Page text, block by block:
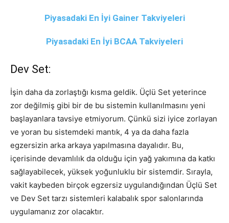
Piyasadaki En İyi Gainer Takviyeleri
Piyasadaki En İyi BCAA Takviyeleri
Dev Set:
İşin daha da zorlaştığı kısma geldik. Üçlü Set yeterince
zor değilmiş gibi bir de bu sistemin kullanılmasını yeni
başlayanlara tavsiye etmiyorum. Çünkü sizi iyice zorlayan
ve yoran bu sistemdeki mantık, 4 ya da daha fazla
egzersizin arka arkaya yapılmasına dayalıdır. Bu,
içerisinde devamlılık da olduğu için yağ yakımına da katkı
sağlayabilecek, yüksek yoğunluklu bir sistemdir. Sırayla,
vakit kaybeden birçok egzersiz uygulandığından Üçlü Set
ve Dev Set tarzı sistemleri kalabalık spor salonlarında
uygulamanız zor olacaktır.